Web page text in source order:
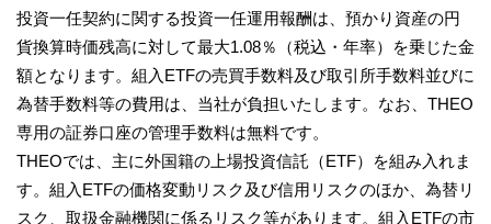
投資一任契約に関する投資一任運用報酬は、預かり資産の円
貨換算時価残高に対して最大1.08％（税込・年率）を乗じた金
額となります。組入ETFの売買手数料及び取引所手数料並びに
為替手数料等の費用は、当社が負担いたします。なお、THEO
専用の証券口座の管理手数料は無料です。
THEOでは、主に外国籍の上場投資信託（ETF）を組み入れま
す。組入ETFの価格変動リスク及び信用リスクのほか、為替リ
スク、取扱金融機関に係るリスク等があります。組入ETFの市